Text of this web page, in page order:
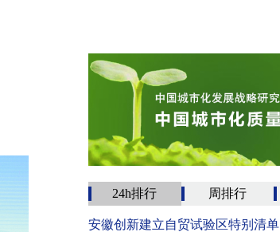
24h排行 周排行
安徽创新建立自贸试验区特别清单